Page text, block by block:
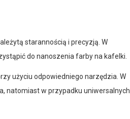
starannością i precyzją. W
do nanoszenia farby na kafelki.
użyciu odpowiedniego narzędzia. W
natomiast w przypadku uniwersalnych